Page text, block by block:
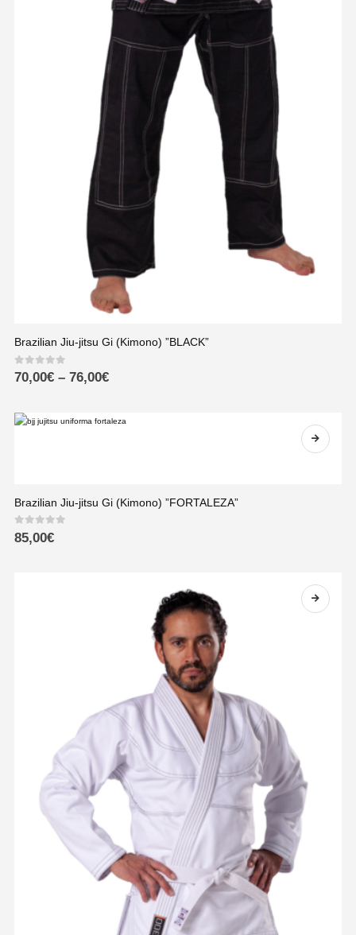
Brazilian Jiu-jitsu Gi (Kimono) ”BLACK”
0out of 5
70,00€ – 76,00€
Brazilian Jiu-jitsu Gi (Kimono) ”FORTALEZA”
0out of 5
85,00€